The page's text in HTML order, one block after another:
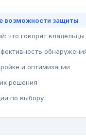
возможности защиты
что говорят
и оптимизации
решения
по выбору